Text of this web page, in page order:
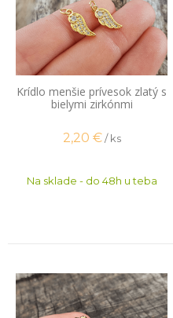
Krídlo menšie prívesok zlatý s
bielymi zirkónmi
2,20 € / ks
Na sklade - do 48h u teba